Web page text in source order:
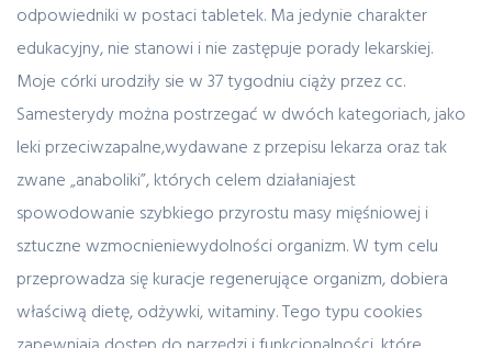
odpowiedniki w postaci tabletek. Ma jedynie charakter
edukacyjny, nie stanowi i nie zastępuje porady lekarskiej.
Moje córki urodziły sie w 37 tygodniu ciąży przez cc.
Samesterydy można postrzegać w dwóch kategoriach, jako
leki przeciwzapalne,wydawane z przepisu lekarza oraz tak
zwane „anaboliki”, których celem działaniajest
spowodowanie szybkiego przyrostu masy mięśniowej i
sztuczne wzmocnieniewydolności organizm. W tym celu
przeprowadza się kuracje regenerujące organizm, dobiera
właściwą dietę, odżywki, witaminy. Tego typu cookies